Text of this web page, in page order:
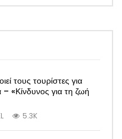
τους τουρίστες για
– «Κίνδυνος για τη ζωή
5.3K